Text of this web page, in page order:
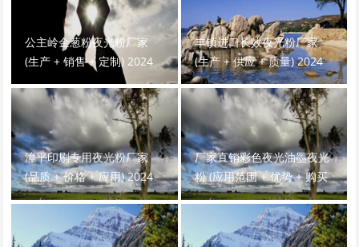
公主岭金葱粉夜光粉厂家
(生产 + 销售 + 定制) 2024
丰镇进口长效夜光粉厂家
(生产 + 供应 + 质量) 2024
最全介绍！
漳平印刷专用夜光粉厂家
(品质 + 价格 + 应用) 2024
最全攻略！
厂家直销彩色夜光油墨夜光
粉 (应用范围 + 优势 + 购买
渠道) 2024 最全攻略！